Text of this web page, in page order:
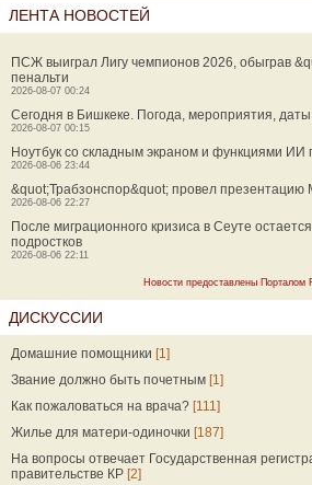
ЛЕНТА НОВОСТЕЙ
ПСЖ выиграл Лигу чемпионов 2026, обыграв
пенальти
2026-08-07 00:24
Сегодня в Бишкеке. Погода, мероприятия, даты
2026-08-07 00:15
Ноутбук со складным экраном и функциями ИИ
2026-08-06 23:44
&quot;Трабзонспор&quot; провел
2026-08-06 22:27
После миграционного кризиса в Сеуте
подростков
2026-08-06 22:11
Новости предоставлены Порталом
ДИСКУССИИ
Домашние помощники [1]
Звание должно быть почетным [1]
Как пожаловаться на врача? [111]
Жилье для матери-одиночки [187]
На вопросы отвечает Государственная
правительстве КР [2]